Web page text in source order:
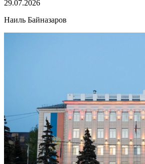
29.07.2026
Наиль Байназаров